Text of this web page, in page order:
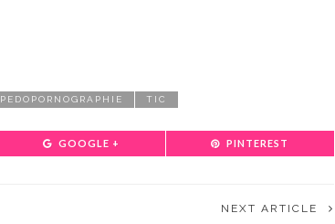
PEDOPORNOGRAPHIE TIC
GOOGLE + PINTEREST
NEXT ARTICLE